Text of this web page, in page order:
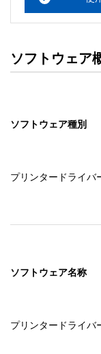
ルをお読み下さ
ソフトウェアの
・ソフトウェア
セイコーエプソ
ソフトウェア
ソフトウェア種別
プリンタードライバ
ソフトウェア名称
プリンタードライバ